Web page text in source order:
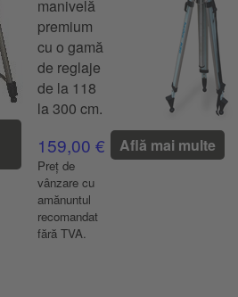
manivelă
premium
cu o gamă
de reglaje
de la 118
la 300 cm.
159,00 €
Preț de
vânzare cu
amănuntul
recomandat
fără TVA.
Află mai multe